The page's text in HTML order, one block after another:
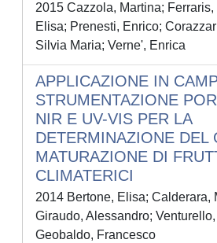
2015 Cazzola, Martina; Ferraris,
Elisa; Prenesti, Enrico;
Silvia Maria; Verne', Enrica
APPLICAZIONE IN
STRUMENTAZIONE
NIR E UV-VIS PER LA
DETERMINAZIONE DEL
MATURAZIONE DI
CLIMATERICI
2014 Bertone, Elisa; Calderara,
Giraudo, Alessandro;
Geobaldo, Francesco